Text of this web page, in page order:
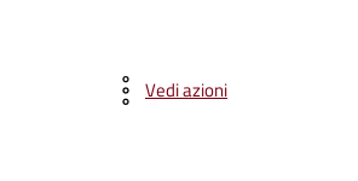
Vedi azioni